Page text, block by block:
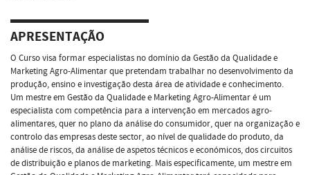
APRESENTAÇÃO
O Curso visa formar especialistas no domínio da Gestão da Qualidade e
Marketing Agro-Alimentar que pretendam trabalhar no desenvolvimento da
produção, ensino e investigação desta área de atividade e conhecimento.
Um mestre em Gestão da Qualidade e Marketing Agro-Alimentar é um
especialista com competência para a intervenção em mercados agro-
alimentares, quer no plano da análise do consumidor, quer na organização e
controlo das empresas deste sector, ao nível de qualidade do produto, da
análise de riscos, da análise de aspetos técnicos e económicos, dos circuitos
de distribuição e planos de marketing. Mais especificamente, um mestre em